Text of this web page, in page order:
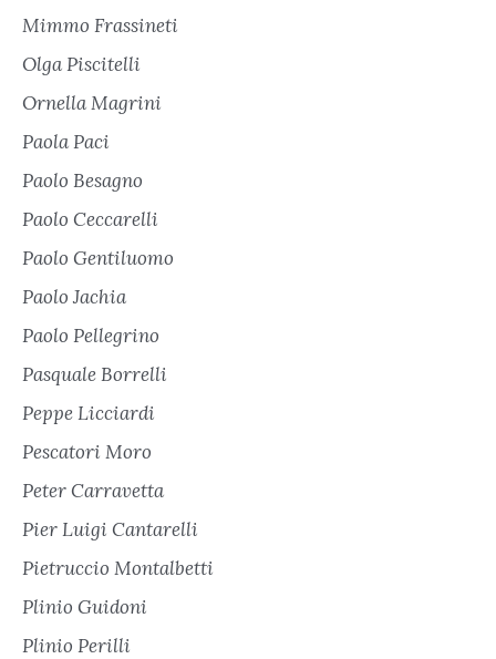
Mimmo Frassineti
Olga Piscitelli
Ornella Magrini
Paola Paci
Paolo Besagno
Paolo Ceccarelli
Paolo Gentiluomo
Paolo Jachia
Paolo Pellegrino
Pasquale Borrelli
Peppe Licciardi
Pescatori Moro
Peter Carravetta
Pier Luigi Cantarelli
Pietruccio Montalbetti
Plinio Guidoni
Plinio Perilli